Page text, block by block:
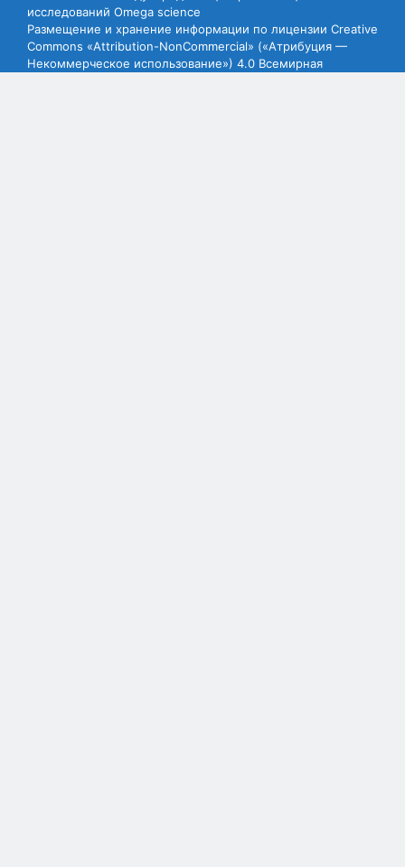
исследований Omega science
Размещение и хранение информации по лицензии Creative
Commons «Attribution-NonCommercial» («Атрибуция —
Некоммерческое использование») 4.0 Всемирная